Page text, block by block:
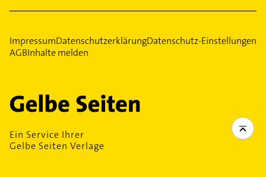
ImpressumDatenschutzerklärungDatenschutz-Einstellungen
AGBInhalte melden
Ein Service Ihrer
Gelbe Seiten Verlage